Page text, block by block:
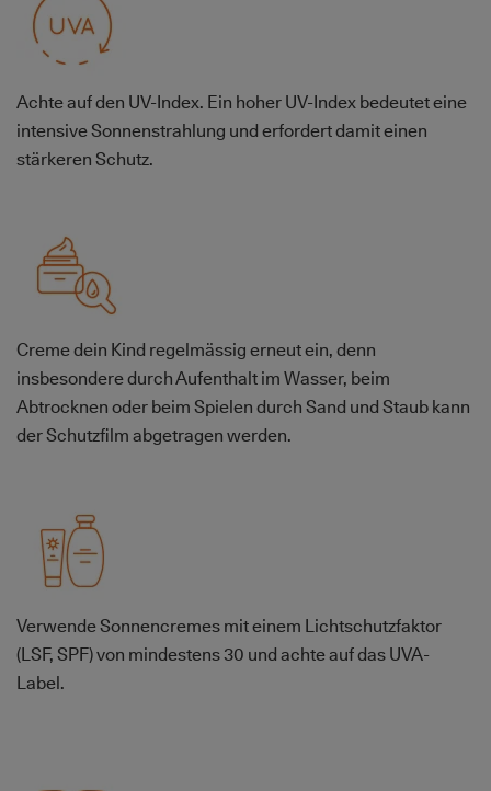
Achte auf den UV-Index. Ein hoher UV-Index bedeutet eine
intensive Sonnenstrahlung und erfordert damit einen
stärkeren Schutz.
Creme dein Kind regelmässig erneut ein, denn
insbesondere durch Aufenthalt im Wasser, beim
Abtrocknen oder beim Spielen durch Sand und Staub kann
der Schutzfilm abgetragen werden.
Verwende Sonnencremes mit einem Lichtschutzfaktor
(LSF, SPF) von mindestens 30 und achte auf das UVA-
Label.